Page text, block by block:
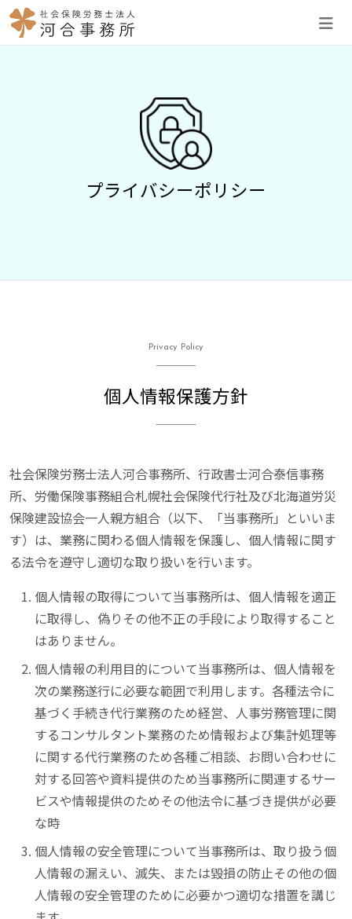
プライバシーポリシー
Privacy Policy
個人情報保護方針
社会保険労務士法人河合事務所、行政書士河合泰信事務
所、労働保険事務組合札幌社会保険代行社及び北海道労災
保険建設協会一人親方組合（以下、「当事務所」といいま
す）は、業務に関わる個人情報を保護し、個人情報に関す
る法令を遵守し適切な取り扱いを行います。
個人情報の取得について当事務所は、個人情報を適正
に取得し、偽りその他不正の手段により取得すること
はありません。
個人情報の利用目的について当事務所は、個人情報を
次の業務遂行に必要な範囲で利用します。各種法令に
基づく手続き代行業務のため経営、人事労務管理に関
するコンサルタント業務のため情報および集計処理等
に関する代行業務のため各種ご相談、お問い合わせに
対する回答や資料提供のため当事務所に関連するサー
ビスや情報提供のためその他法令に基づき提供が必要
な時
個人情報の安全管理について当事務所は、取り扱う個
人情報の漏えい、滅失、または毀損の防止その他の個
人情報の安全管理のために必要かつ適切な措置を講じ